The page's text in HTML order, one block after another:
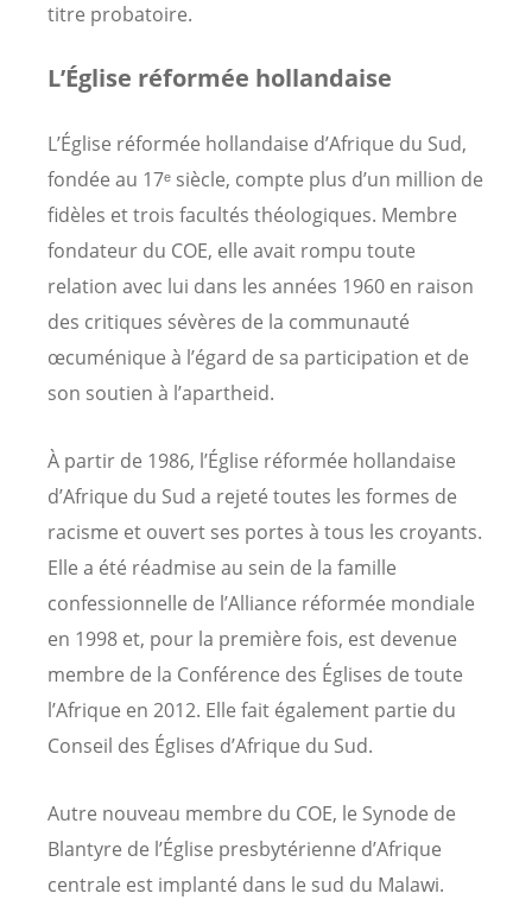
titre probatoire.
L’Église réformée hollandaise
L’Église réformée hollandaise d’Afrique du Sud,
fondée au 17ᵉ siècle, compte plus d’un million de
fidèles et trois facultés théologiques. Membre
fondateur du COE, elle avait rompu toute
relation avec lui dans les années 1960 en raison
des critiques sévères de la communauté
œcuménique à l’égard de sa participation et de
son soutien à l’apartheid.
À partir de 1986, l’Église réformée hollandaise
d’Afrique du Sud a rejeté toutes les formes de
racisme et ouvert ses portes à tous les croyants.
Elle a été réadmise au sein de la famille
confessionnelle de l’Alliance réformée mondiale
en 1998 et, pour la première fois, est devenue
membre de la Conférence des Églises de toute
l’Afrique en 2012. Elle fait également partie du
Conseil des Églises d’Afrique du Sud.
Autre nouveau membre du COE, le Synode de
Blantyre de l’Église presbytérienne d’Afrique
centrale est implanté dans le sud du Malawi.